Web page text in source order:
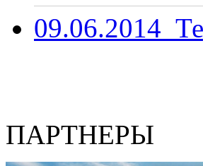
09.06.2014
ПАРТНЕРЫ